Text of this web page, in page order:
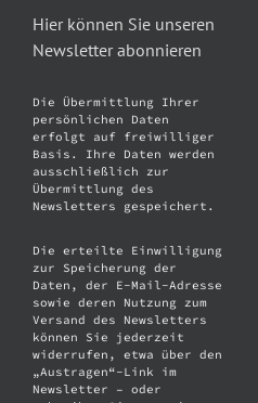
Hier können Sie unseren
Newsletter abonnieren
Die Übermittlung Ihrer
persönlichen Daten
erfolgt auf freiwilliger
Basis. Ihre Daten werden
ausschließlich zur
Übermittlung des
Newsletters gespeichert.
Die erteilte Einwilligung
zur Speicherung der
Daten, der E-Mail-Adresse
sowie deren Nutzung zum
Versand des Newsletters
können Sie jederzeit
widerrufen, etwa über den
„Austragen“-Link im
Newsletter – oder